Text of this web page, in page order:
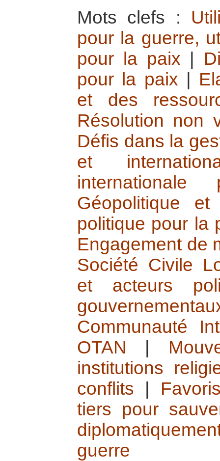
Mots clefs :
pour la guerre,
pour la paix
pour la paix
et des
Résolution non
Défis dans la
et
Géopolitique et
politique pour la
Engagement de
Société Civile
et acteurs
Communauté
OTAN
institutions
conflits
tiers pour
guerre